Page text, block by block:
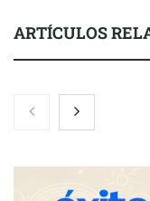
ARTÍCULOS
Brisas del Estrecho
conectando lonjas